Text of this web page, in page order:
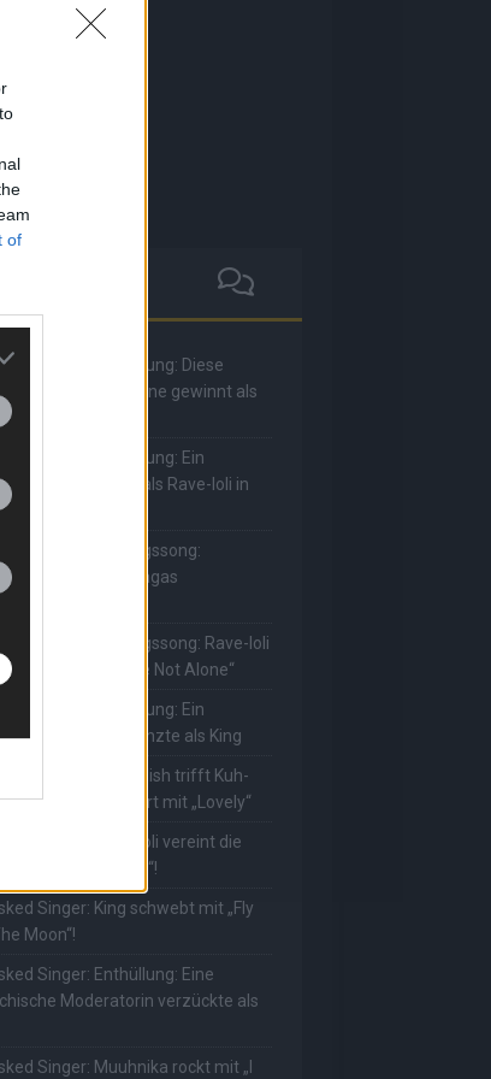
of
Singer: Enthüllung: Diese
und Comedienne gewinnt als
Singer: Enthüllung: Ein
Sänger hat sich als Rave-Ioli in
gesungen
Singer: Lieblingssong:
kehrt mit Lady Gagas
Singer: Lieblingssong: Rave-Ioli
erneut mit „You Are Not Alone“
Singer: Enthüllung: Ein
Schauspieler glänzte als King
Singer: Billie Eilish trifft Kuh-
verzaubert mit „Lovely“
Singer: Rave-Ioli vereint die
„We Are The World“!
Singer: King schwebt mit „Fly
Moon“!
Singer: Enthüllung: Eine
Moderatorin verzückte als
Singer: Muuhnika rockt mit „I